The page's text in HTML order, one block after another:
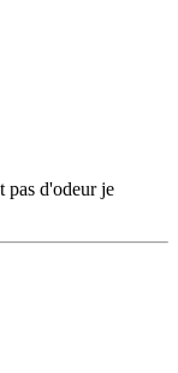
pas d'odeur je